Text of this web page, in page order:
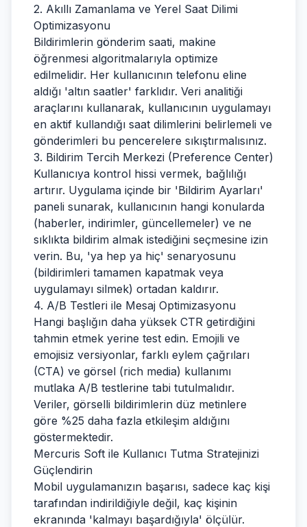
2. Akıllı Zamanlama ve Yerel Saat Dilimi
Optimizasyonu
Bildirimlerin gönderim saati, makine
öğrenmesi algoritmalarıyla optimize
edilmelidir. Her kullanıcının telefonu eline
aldığı 'altın saatler' farklıdır. Veri analitiği
araçlarını kullanarak, kullanıcının uygulamayı
en aktif kullandığı saat dilimlerini belirlemeli ve
gönderimleri bu pencerelere sıkıştırmalısınız.
3. Bildirim Tercih Merkezi (Preference Center)
Kullanıcıya kontrol hissi vermek, bağlılığı
artırır. Uygulama içinde bir 'Bildirim Ayarları'
paneli sunarak, kullanıcının hangi konularda
(haberler, indirimler, güncellemeler) ve ne
sıklıkta bildirim almak istediğini seçmesine izin
verin. Bu, 'ya hep ya hiç' senaryosunu
(bildirimleri tamamen kapatmak veya
uygulamayı silmek) ortadan kaldırır.
4. A/B Testleri ile Mesaj Optimizasyonu
Hangi başlığın daha yüksek CTR getirdiğini
tahmin etmek yerine test edin. Emojili ve
emojisiz versiyonlar, farklı eylem çağrıları
(CTA) ve görsel (rich media) kullanımı
mutlaka A/B testlerine tabi tutulmalıdır.
Veriler, görselli bildirimlerin düz metinlere
göre %25 daha fazla etkileşim aldığını
göstermektedir.
Mercuris Soft ile Kullanıcı Tutma Stratejinizi
Güçlendirin
Mobil uygulamanızın başarısı, sadece kaç kişi
tarafından indirildiğiyle değil, kaç kişinin
ekranında 'kalmayı başardığıyla' ölçülür.